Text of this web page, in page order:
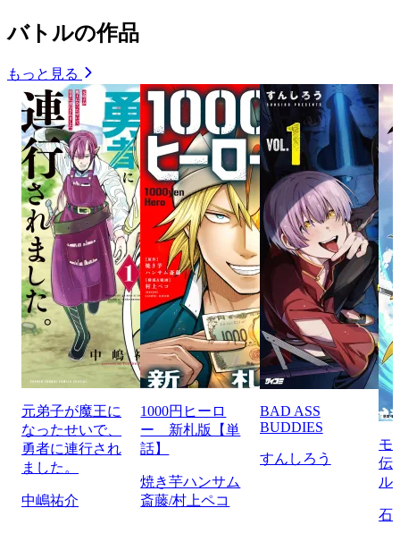
バトルの作品
もっと見る
元弟子が魔王に
なったせいで、
勇者に連行され
ました。
中嶋祐介
1000円ヒーロ
ー 新札版【単
話】
焼き芋ハンサム
斎藤/村上ペコ
BAD ASS
BUDDIES
すんしろう
モ
伝
ル
石